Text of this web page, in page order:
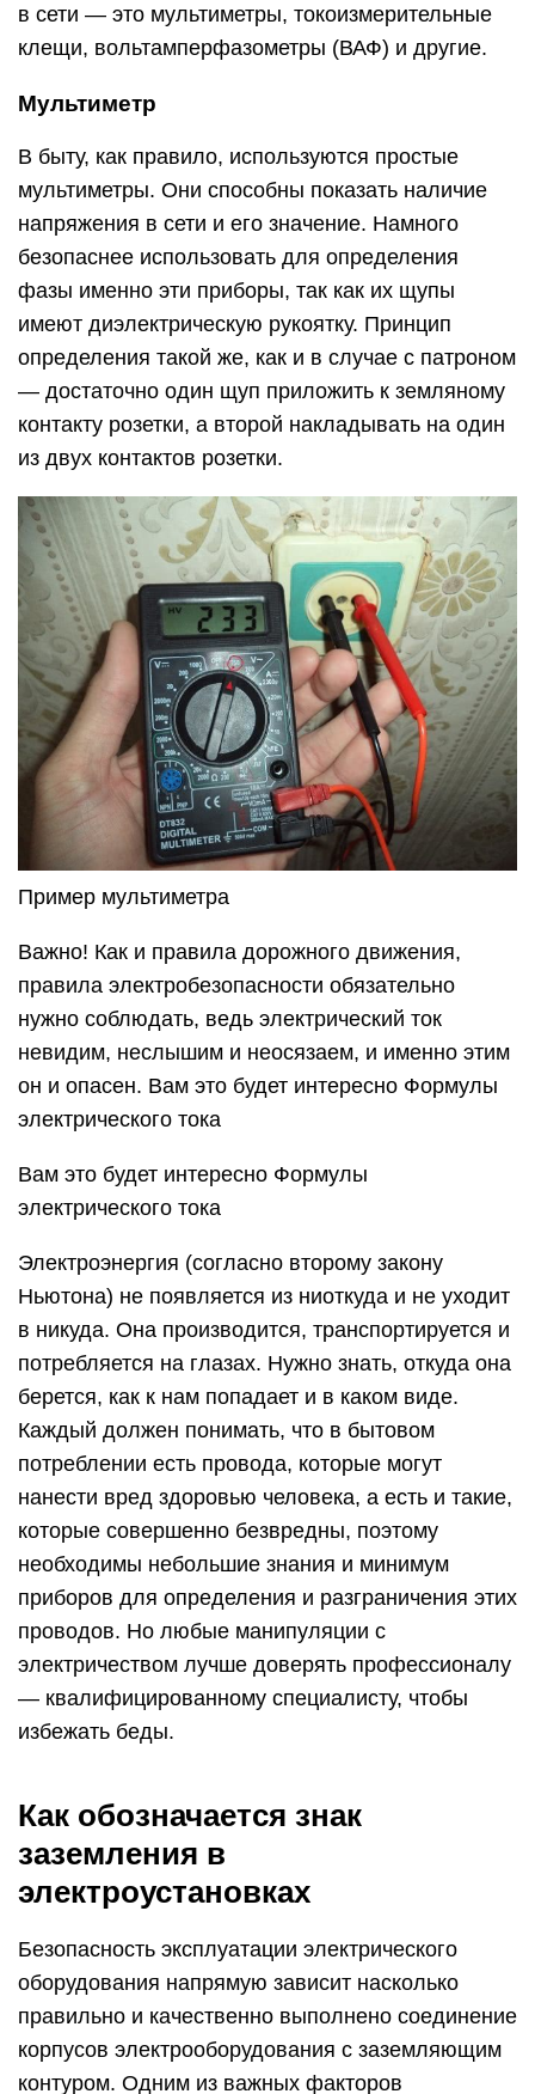
в сети — это мультиметры, токоизмерительные
клещи, вольтамперфазометры (ВАФ) и другие.
Мультиметр
В быту, как правило, используются простые
мультиметры. Они способны показать наличие
напряжения в сети и его значение. Намного
безопаснее использовать для определения
фазы именно эти приборы, так как их щупы
имеют диэлектрическую рукоятку. Принцип
определения такой же, как и в случае с патроном
— достаточно один щуп приложить к земляному
контакту розетки, а второй накладывать на один
из двух контактов розетки.
Пример мультиметра
Важно! Как и правила дорожного движения,
правила электробезопасности обязательно
нужно соблюдать, ведь электрический ток
невидим, неслышим и неосязаем, и именно этим
он и опасен. Вам это будет интересно Формулы
электрического тока
Вам это будет интересно Формулы
электрического тока
Электроэнергия (согласно второму закону
Ньютона) не появляется из ниоткуда и не уходит
в никуда. Она производится, транспортируется и
потребляется на глазах. Нужно знать, откуда она
берется, как к нам попадает и в каком виде.
Каждый должен понимать, что в бытовом
потреблении есть провода, которые могут
нанести вред здоровью человека, а есть и такие,
которые совершенно безвредны, поэтому
необходимы небольшие знания и минимум
приборов для определения и разграничения этих
проводов. Но любые манипуляции с
электричеством лучше доверять профессионалу
— квалифицированному специалисту, чтобы
избежать беды.
Как обозначается знак
заземления в
электроустановках
Безопасность эксплуатации электрического
оборудования напрямую зависит насколько
правильно и качественно выполнено соединение
корпусов электрооборудования с заземляющим
контуром. Одним из важных факторов